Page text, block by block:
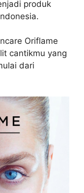
produk
Oriflame
cantikmu yang
dari